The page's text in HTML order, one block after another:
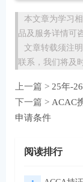
本文章为学习
品及服务详情可
文章转载须注
联系，我们将及
上一篇 > 25年-
下一篇 > ACAC
申请条件
阅读排行